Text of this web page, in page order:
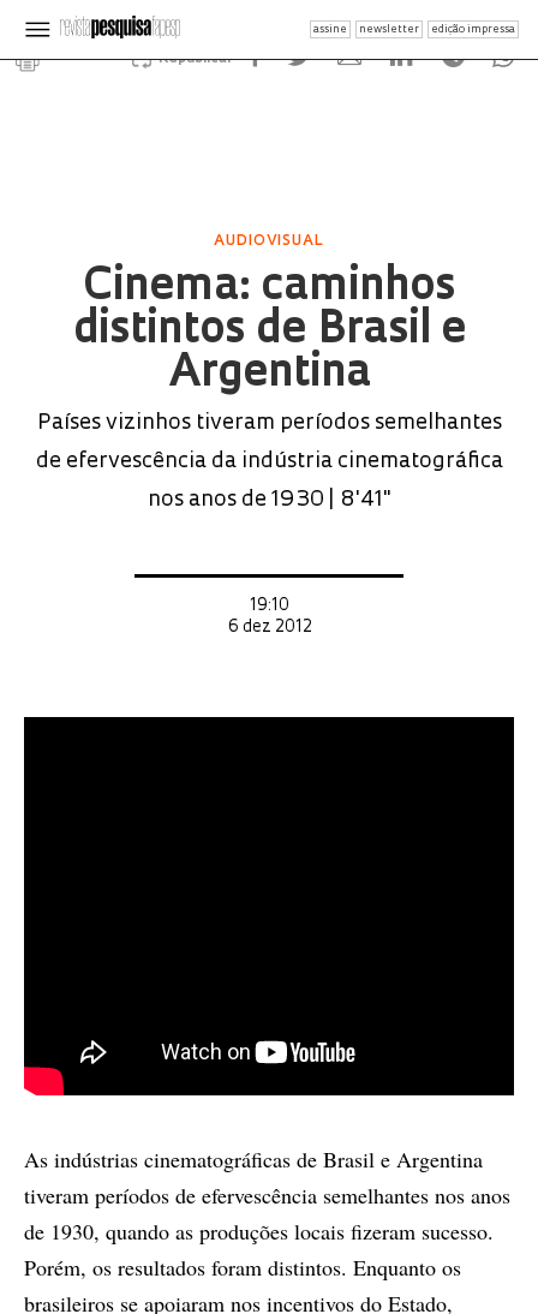
assine newsletter edição impressa
Republicar
AUDIOVISUAL
Cinema: caminhos
distintos de Brasil e
Argentina
Países vizinhos tiveram períodos semelhantes
de efervescência da indústria cinematográfica
nos anos de 1930 | 8'41"
19:10
6 dez 2012
As indústrias cinematográficas de Brasil e Argentina
tiveram períodos de efervescência semelhantes nos anos
de 1930, quando as produções locais fizeram sucesso.
Porém, os resultados foram distintos. Enquanto os
brasileiros se apoiaram nos incentivos do Estado,